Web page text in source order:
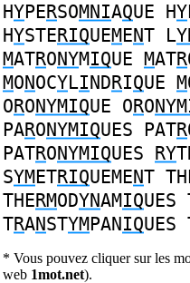
HYPERSOMNIAQUE HY
HYSTERIQUEMENT L
MATRONYMIQUE MATR
MONOCYLINDRIQUE M
ORONYMIQUE ORO
PARONYMIQUES PATR
PATRONYMIQUES RY
SYMETRIQUEMENT
THERMODYNAMIQUES
TRANSTYMPANIQUES
* Vous pouvez cliquer sur les
web 1mot.net).